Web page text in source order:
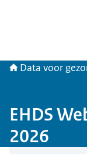
Data voor
EHDS
2026